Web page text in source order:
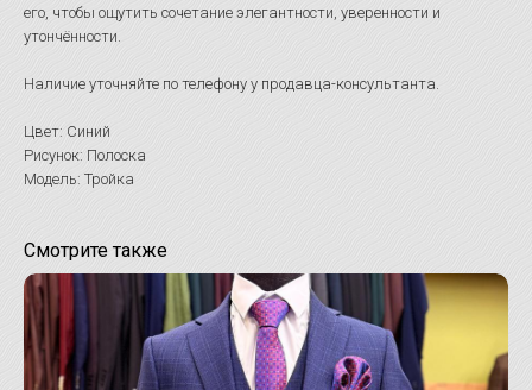
его, чтобы ощутить сочетание элегантности, уверенности и
утончённости.
Наличие уточняйте по телефону у продавца-консультанта.
Цвет: Синий
Рисунок: Полоска
Модель: Тройка
Смотрите также